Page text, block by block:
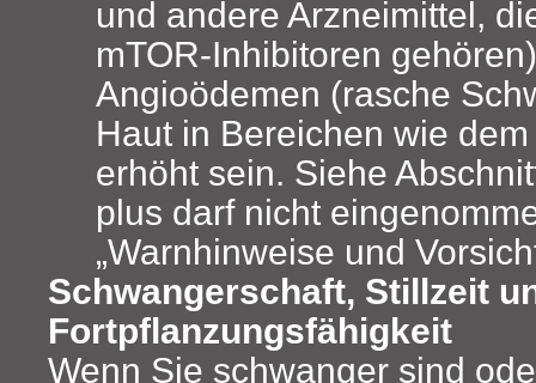
und andere Arzneimittel,
mTOR-Inhibitoren
Angioödemen (rasche
Haut in Bereichen wie
erhöht sein. Siehe
plus darf nicht
„Warnhinweise und
Schwangerschaft, Stillzeit
Fortpflanzungsfähigkeit
Wenn Sie schwanger sind